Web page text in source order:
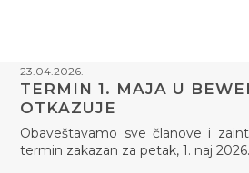
23.04.2026.
TERMIN 1. MAJA U
OTKAZUJE
Obaveštavamo sve članove i
termin zakazan za petak, 1. naj